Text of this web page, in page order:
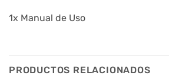
1x Manual de Uso
PRODUCTOS RELACIONADOS